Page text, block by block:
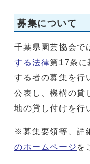
募集について
千葉県園芸協会で
する法律第17条に
する者の募集を行
公表し、機構の貸
地の貸し付けを
※募集要領等、詳
のホームページ を